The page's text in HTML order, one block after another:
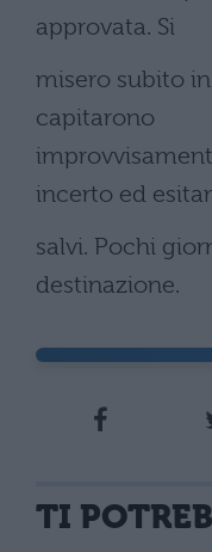
approvata. Si
misero subito
capitarono
incerto ed
salvi. Pochi
destinazione.
TI